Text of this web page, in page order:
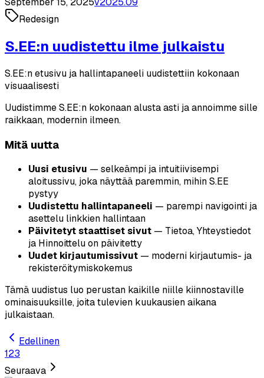
Redesign
S.EE:n uudistettu ilme julkaistu
S.EE:n etusivu ja hallintapaneeli uudistettiin kokonaan
visuaalisesti
Uudistimme S.EE:n kokonaan alusta asti ja annoimme sille
raikkaan, modernin ilmeen.
Mitä uutta
Uusi etusivu — selkeämpi ja intuitiivisempi
aloitussivu, joka näyttää paremmin, mihin S.EE
pystyy
Uudistettu hallintapaneeli — parempi navigointi ja
asettelu linkkien hallintaan
Päivitetyt staattiset sivut — Tietoa, Yhteystiedot
ja Hinnoittelu on päivitetty
Uudet kirjautumissivut — moderni kirjautumis- ja
rekisteröitymiskokemus
Tämä uudistus luo perustan kaikille niille kiinnostaville
ominaisuuksille, joita tulevien kuukausien aikana
julkaistaan.
Edellinen
123
Seuraava